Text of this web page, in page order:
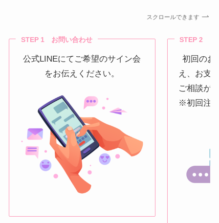
スクロールできます
STEP 1 お問い合わせ
公式LINEにてご希望のサイン会
をお伝えください。
STEP 2 ご
初回のお
え、お支
ご相談が
※初回注